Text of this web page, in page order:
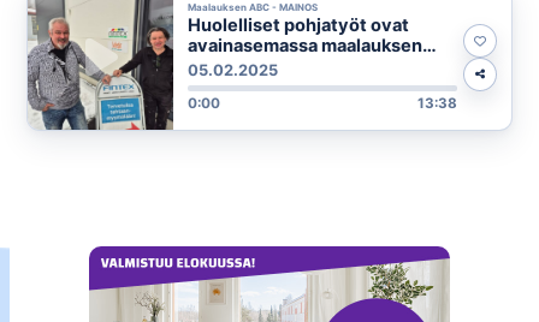
Maalauksen ABC - MAINOS
Huolelliset pohjatyöt ovat
avainasemassa maalauksen
onnistumisessa
05.02.2025
0:00 13:38